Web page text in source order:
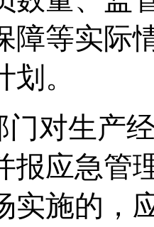
障等实际
。
门对生产
报应急管
实施的，